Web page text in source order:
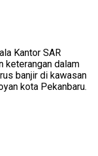
Kantor SAR
keterangan dalam
banjir di kawasan
kota Pekanbaru.